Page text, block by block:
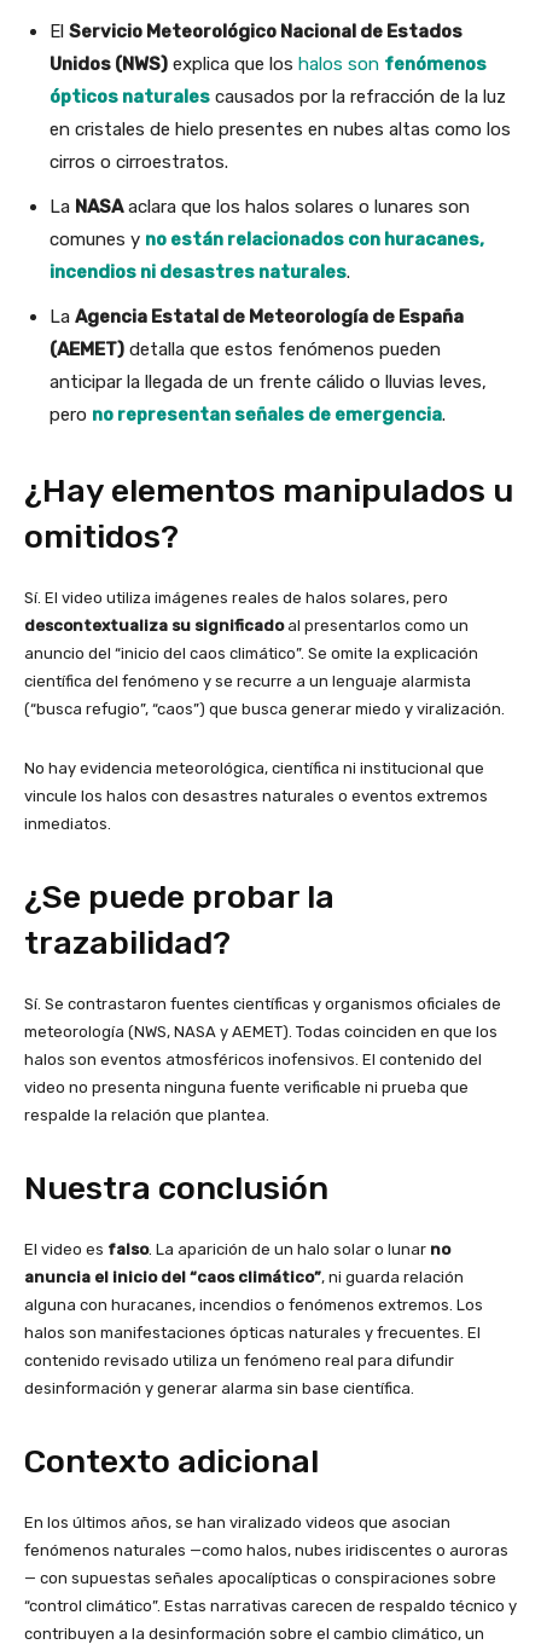
El Servicio Meteorológico Nacional de Estados
Unidos (NWS) explica que los halos son fenómenos
ópticos naturales causados por la refracción de la luz
en cristales de hielo presentes en nubes altas como los
cirros o cirroestratos.
La NASAaclara que los halos solares o lunares son
comunes y no están relacionados con huracanes,
incendios ni desastres naturales.
La Agencia Estatal de Meteorología de España
(AEMET) detalla que estos fenómenos pueden
anticipar la llegada de un frente cálido o lluvias leves,
pero no representan señales de emergencia.
¿Hay elementos manipulados u
omitidos?
Sí. El video utiliza imágenes reales de halos solares, pero
descontextualiza su significadoal presentarlos como un
anuncio del “inicio del caos climático”. Se omite la explicación
científica del fenómeno y se recurre a un lenguaje alarmista
(“busca refugio”, “caos”) que busca generar miedo y viralización.
No hay evidencia meteorológica, científica ni institucional que
vincule los halos con desastres naturales o eventos extremos
inmediatos.
¿Se puede probar la
trazabilidad?
Sí. Se contrastaron fuentes científicas y organismos oficiales de
meteorología (NWS, NASA y AEMET). Todas coinciden en que los
halos son eventos atmosféricos inofensivos. El contenido del
video no presenta ninguna fuente verificable ni prueba que
respalde la relación que plantea.
Nuestra conclusión
El video es falso. La aparición de un halo solar o lunar no
anuncia el inicio del “caos climático”, ni guarda relación
alguna con huracanes, incendios o fenómenos extremos. Los
halos son manifestaciones ópticas naturales y frecuentes. El
contenido revisado utiliza un fenómeno real para difundir
desinformación y generar alarma sin base científica.
Contexto adicional
En los últimos años, se han viralizado videos que asocian
fenómenos naturales —como halos, nubes iridiscentes o auroras
— con supuestas señales apocalípticas o conspiraciones sobre
“control climático”. Estas narrativas carecen de respaldo técnico y
contribuyen a la desinformación sobre el cambio climático, un